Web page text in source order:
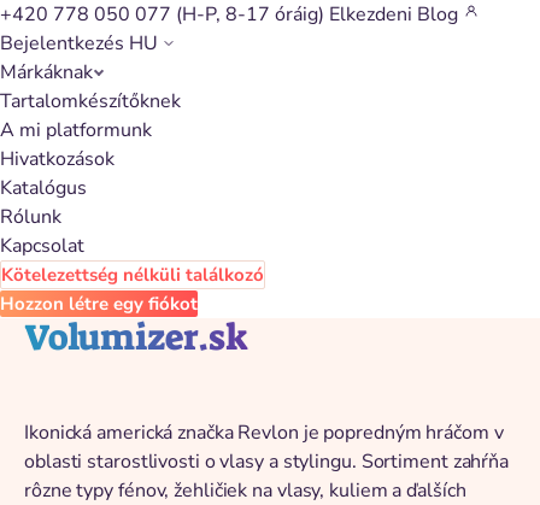
+420 778 050 077 (H-P, 8-17 óráig) Elkezdeni Blog
Bejelentkezés HU
Márkáknak
Tartalomkészítőknek
A mi platformunk
Hivatkozások
Katalógus
Rólunk
Kapcsolat
Kötelezettség nélküli találkozó
Hozzon létre egy fiókot
Vissza a katalógushoz
Volumizer.sk
Ikonická americká značka Revlon je popredným hráčom v
oblasti starostlivosti o vlasy a stylingu. Sortiment zahŕňa
rôzne typy fénov, žehličiek na vlasy, kuliem a ďalších